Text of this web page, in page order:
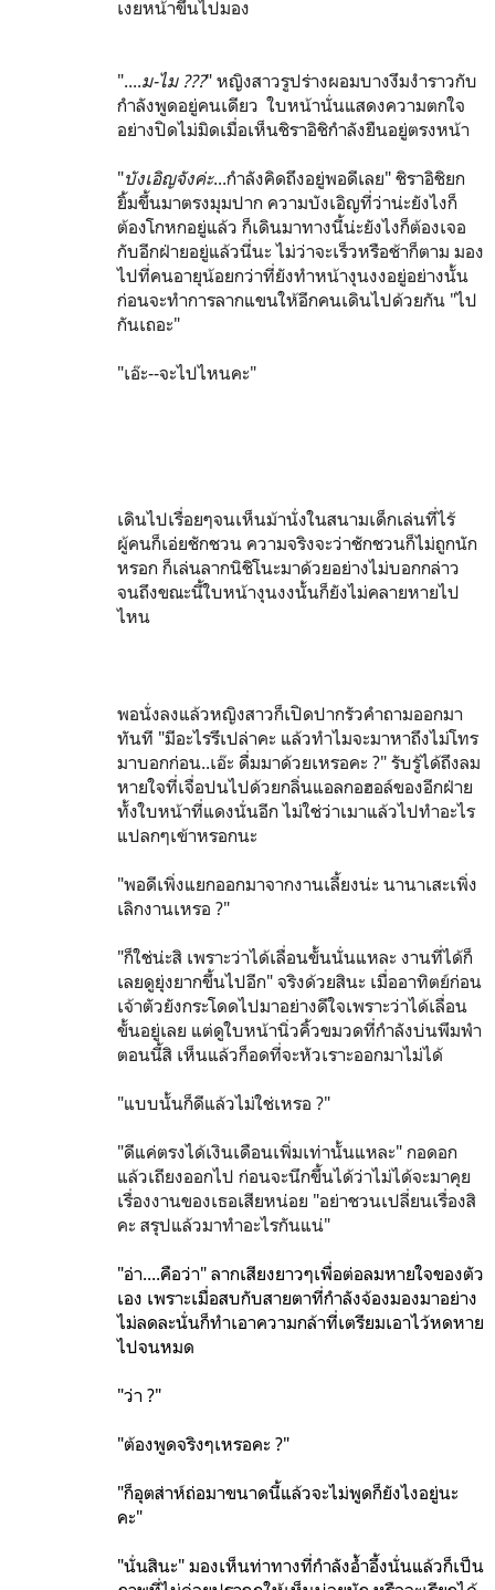
เงยหน้าขึ้นไปมอง
"....ม-ไม ???" หญิงสาวรูปร่างผอมบางงึมงำราวกับ
กำลังพูดอยู่คนเดียว ใบหน้านั่นแสดงความตกใจ
อย่างปิดไม่มิดเมื่อเห็นชิราอิชิกำลังยืนอยู่ตรงหน้า
"บังเอิญจังค่ะ...กำลังคิดถึงอยู่พอดีเลย" ชิราอิชิยก
ยิ้มขึ้นมาตรงมุมปาก ความบังเอิญที่ว่าน่ะยังไงก็
ต้องโกหกอยู่แล้ว ก็เดินมาทางนี้น่ะยังไงก็ต้องเจอ
กับอีกฝ่ายอยู่แล้วนี่นะ ไม่ว่าจะเร็วหรือช้าก็ตาม มอง
ไปที่คนอายุน้อยกว่าที่ยังทำหน้างุนงงอยู่อย่างนั้น
ก่อนจะทำการลากแขนให้อีกคนเดินไปด้วยกัน "ไป
กันเถอะ"
"เอ๊ะ--จะไปไหนคะ"
เดินไปเรื่อยๆจนเห็นม้านั่งในสนามเด็กเล่นที่ไร้
ผู้คนก็เอ่ยชักชวน ความจริงจะว่าชักชวนก็ไม่ถูกนัก
หรอก ก็เล่นลากนิชิโนะมาด้วยอย่างไม่บอกกล่าว
จนถึงขณะนี้ใบหน้างุนงงนั้นก็ยังไม่คลายหายไป
ไหน
พอนั่งลงแล้วหญิงสาวก็เปิดปากรัวคำถามออกมา
ทันที "มีอะไรรึเปล่าคะ แล้วทำไมจะมาหาถึงไม่โทร
มาบอกก่อน..เอ๊ะ ดื่มมาด้วยเหรอคะ ?" รับรู้ได้ถึงลม
หายใจที่เจื่อปนไปด้วยกลิ่นแอลกอฮอล์ของอีกฝ่าย
ทั้งใบหน้าที่แดงนั่นอีก ไม่ใช่ว่าเมาแล้วไปทำอะไร
แปลกๆเข้าหรอกนะ
"พอดีเพิ่งแยกออกมาจากงานเลี้ยงน่ะ นานาเสะเพิ่ง
เลิกงานเหรอ ?"
"ก็ใช่น่ะสิ เพราะว่าได้เลื่อนขั้นนั่นแหละ งานที่ได้ก็
เลยดูยุ่งยากขึ้นไปอีก" จริงด้วยสินะ เมื่ออาทิตย์ก่อน
เจ้าตัวยังกระโดดไปมาอย่างดีใจเพราะว่าได้เลื่อน
ขั้นอยู่เลย แต่ดูใบหน้านิ่วคิ้วขมวดที่กำลังบ่นพึมพำ
ตอนนี้สิ เห็นแล้วก็อดที่จะหัวเราะออกมาไม่ได้
"แบบนั้นก็ดีแล้วไม่ใช่เหรอ ?"
"ดีแค่ตรงได้เงินเดือนเพิ่มเท่านั้นแหละ" กอดอก
แล้วเถียงออกไป ก่อนจะนึกขึ้นได้ว่าไม่ได้จะมาคุย
เรื่องงานของเธอเสียหน่อย "อย่าชวนเปลี่ยนเรื่องสิ
คะ สรุปแล้วมาทำอะไรกันแน่"
"อ่า....คือว่า" ลากเสียงยาวๆเพื่อต่อลมหายใจของตัว
เอง เพราะเมื่อสบกับสายตาที่กำลังจ้องมองมาอย่าง
ไม่ลดละนั่นก็ทำเอาความกล้าที่เตรียมเอาไว้หดหาย
ไปจนหมด
"ว่า ?"
"ต้องพูดจริงๆเหรอคะ ?"
"ก็อุตส่าห์ถ่อมาขนาดนี้แล้วจะไม่พูดก็ยังไงอยู่นะ
คะ"
"นั่นสินะ" มองเห็นท่าทางที่กำลังอ้ำอึ้งนั่นแล้วก็เป็น